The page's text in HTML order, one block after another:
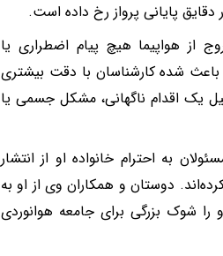
پایانی پرواز رخ داده است.
هواپیما هیچ پیام اضطراری یا
شده کارشناسان با دقت بیشتری
یک اقدام ناگهانی، مشکل جسمی یا
به احترام خانواده او از انتشار
دوستان و همکاران وی از او به
را شوک بزرگی برای جامعه هوانوردی